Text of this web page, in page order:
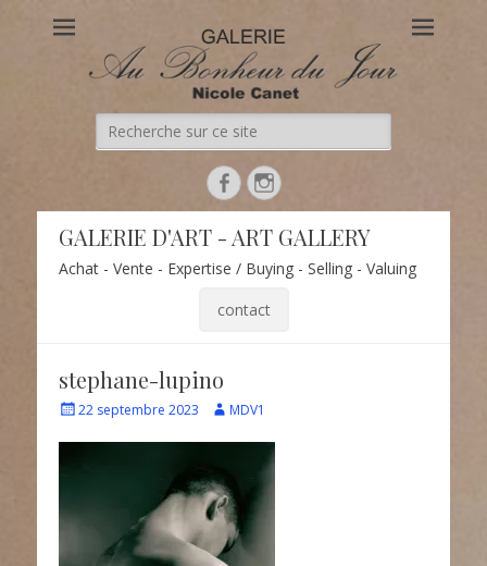
Au Bonheur du Jour
Le site officiel de la Galerie d'Art Au Bonheur du Jour – Nicole
Canet à Paris
Recherche
de:
FacebookInstagram
GALERIE D'ART - ART GALLERY
Achat - Vente - Expertise / Buying - Selling - Valuing
contact
stephane-lupino
Écrit22 septembre 2023 Auteur
MDV1